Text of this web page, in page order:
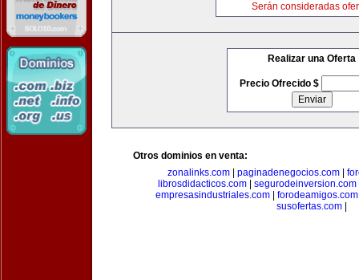
Serán consideradas
Realizar una Oferta
Precio Ofrecido $
Otros dominios en venta:
zonalinks.com| paginadenegocios.com|
librosdidacticos.com| segurodeinversion.com
empresasindustriales.com| forodeamigos.com
susofertas.com